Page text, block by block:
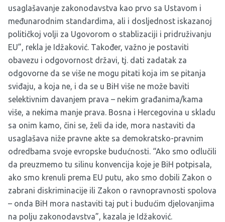
usaglašavanje zakonodavstva kao prvo sa Ustavom i
međunarodnim standardima, ali i dosljednost iskazanoj
političkoj volji za Ugovorom o stablizaciji i pridruživanju
EU”, rekla je Idžaković. Također, važno je postaviti
obavezu i odgovornost državi, tj. dati zadatak za
odgovorne da se više ne mogu pitati koja im se pitanja
sviđaju, a koja ne, i da se u BiH više ne može baviti
selektivnim davanjem prava – nekim građanima/kama
više, a nekima manje prava. Bosna i Hercegovina u skladu
sa onim kamo, čini se, želi da ide, mora nastaviti da
usaglašava niže pravne akte sa demokratsko-pravnim
odredbama svoje evropske budućnosti. “Ako smo odlučili
da preuzmemo tu silinu konvencija koje je BiH potpisala,
ako smo krenuli prema EU putu, ako smo dobili Zakon o
zabrani diskriminacije ili Zakon o ravnopravnosti spolova
– onda BiH mora nastaviti taj put i budućim djelovanjima
na polju zakonodavstva”, kazala je Idžaković.